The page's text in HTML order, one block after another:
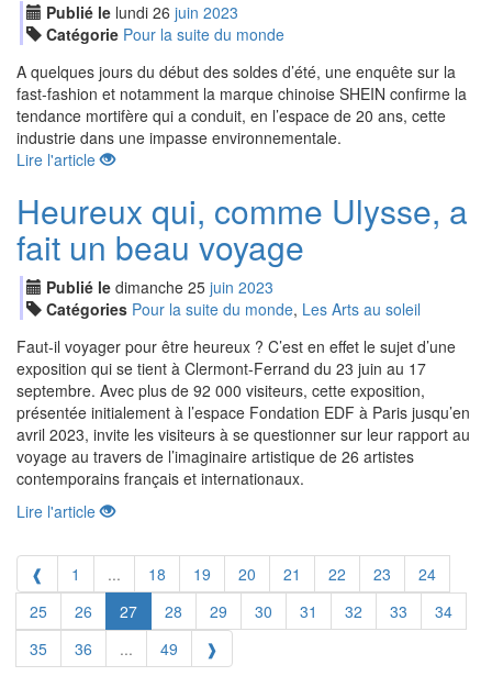
Publié le lundi 26 juin 2023
Catégorie Pour la suite du monde
A quelques jours du début des soldes d’été, une enquête sur la
fast-fashion et notamment la marque chinoise SHEIN confirme la
tendance mortifère qui a conduit, en l’espace de 20 ans, cette
industrie dans une impasse environnementale.
Lire l'article
Heureux qui, comme Ulysse, a
fait un beau voyage
Publié le dimanche 25 juin 2023
Catégories Pour la suite du monde, Les Arts au soleil
Faut-il voyager pour être heureux ? C’est en effet le sujet d’une
exposition qui se tient à Clermont-Ferrand du 23 juin au 17
septembre. Avec plus de 92 000 visiteurs, cette exposition,
présentée initialement à l’espace Fondation EDF à Paris jusqu’en
avril 2023, invite les visiteurs à se questionner sur leur rapport au
voyage au travers de l’imaginaire artistique de 26 artistes
contemporains français et internationaux.
Lire l'article
❰ 1 ... 18 19 20 21 22 23
24
25
26 27 28 29 30 31 32 33
34
35
36 ... 49 ❱